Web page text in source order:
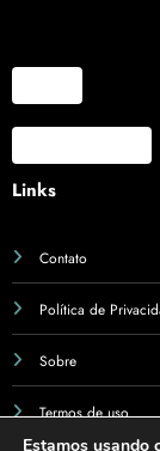
Links
Contato
Política de
Sobre
Termos de uso
Estamos usando